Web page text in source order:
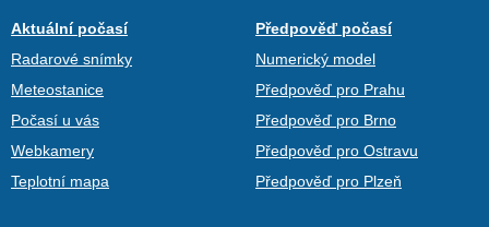
Aktuální počasí
Radarové snímky
Meteostanice
Počasí u vás
Webkamery
Teplotní mapa
Předpověď počasí
Numerický model
Předpověď pro Prahu
Předpověď pro Brno
Předpověď pro Ostravu
Předpověď pro Plzeň